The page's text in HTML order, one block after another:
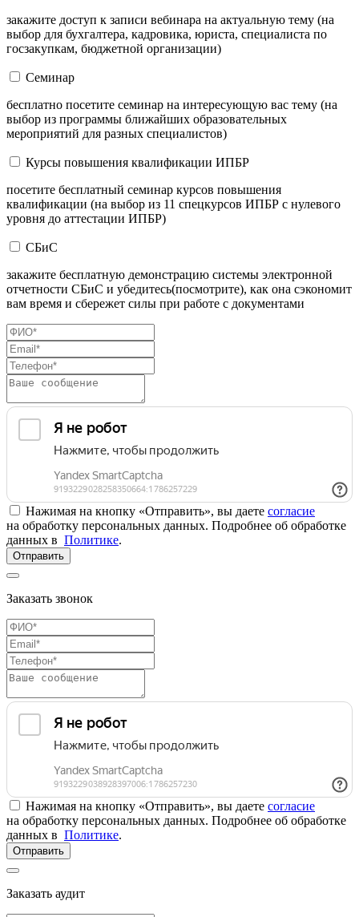
закажите доступ к записи вебинара на актуальную тему (на
выбор для бухгалтера, кадровика, юриста, специалиста по
госзакупкам, бюджетной организации)
Семинар
бесплатно посетите семинар на интересующую вас тему (на
выбор из программы ближайших образовательных
мероприятий для разных специалистов)
Курсы повышения квалификации ИПБР
посетите бесплатный семинар курсов повышения
квалификации (на выбор из 11 спецкурсов ИПБР с нулевого
уровня до аттестации ИПБР)
СБиС
закажите бесплатную демонстрацию системы электронной
отчетности СБиС и убедитесь(посмотрите), как она сэкономит
вам время и сбережет силы при работе с документами
Нажимая на кнопку «Отправить», вы даете согласие
на обработку персональных данных. Подробнее об обработке
данных в Политике.
Отправить
Заказать звонок
Нажимая на кнопку «Отправить», вы даете согласие
на обработку персональных данных. Подробнее об обработке
данных в Политике.
Отправить
Заказать аудит